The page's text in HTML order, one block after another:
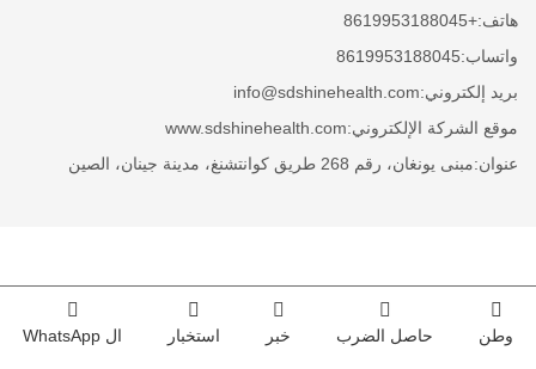
هاتف:+8619953188045
واتساب:8619953188045
بريد إلكتروني:info@sdshinehealth.com
موقع الشركة الإلكتروني:www.sdshinehealth.com
عنوان:مبنى يونغان، رقم 268 طريق كوانتشنغ، مدينة جينان، الصين
وطن حاصل الضرب خبر استخبار ال WhatsApp